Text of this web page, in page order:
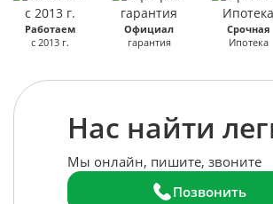
Работаем
с 2013 г.
Официал
гарантия
Срочная
Ипотека
Нас найти
Мы онлайн, пишите, звоните
Позвонить